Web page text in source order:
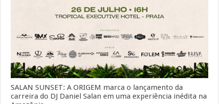
SALAN SUNSET: A ORIGEM marca o lançamento da
carreira do DJ Daniel Salan em uma experiência inédita na